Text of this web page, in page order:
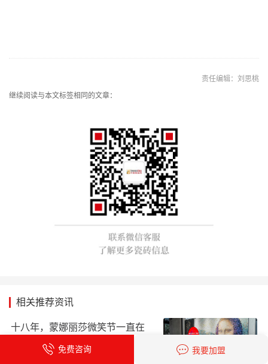
责任编辑：刘思桃
继续阅读与本文标签相同的文章：
相关推荐资讯
十八年，蒙娜丽莎微笑节一直在
时间：2026-08-07
免费咨询 我要加盟